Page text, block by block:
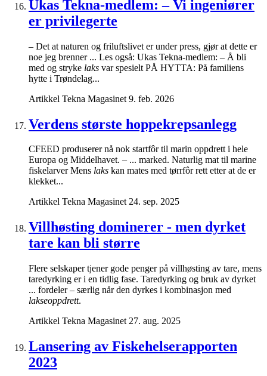
Ukas Tekna-medlem: – Vi ingeniører
er privilegerte
– Det at naturen og friluftslivet er under press, gjør at dette er
noe jeg brenner ... Les også: Ukas Tekna-medlem: – Å bli
med og stryke laks var spesielt PÅ HYTTA: På familiens
hytte i Trøndelag...
Artikkel Tekna Magasinet 9. feb. 2026
Verdens største hoppekrepsanlegg
CFEED produserer nå nok startfôr til marin oppdrett i hele
Europa og Middelhavet. – ... marked. Naturlig mat til marine
fiskelarver Mens laks kan mates med tørrfôr rett etter at de er
klekket...
Artikkel Tekna Magasinet 24. sep. 2025
Villhøsting dominerer - men dyrket
tare kan bli større
Flere selskaper tjener gode penger på villhøsting av tare, mens
taredyrking er i en tidlig fase. Taredyrking og bruk av dyrket
... fordeler – særlig når den dyrkes i kombinasjon med
lakseoppdrett.
Artikkel Tekna Magasinet 27. aug. 2025
Lansering av Fiskehelserapporten
2023